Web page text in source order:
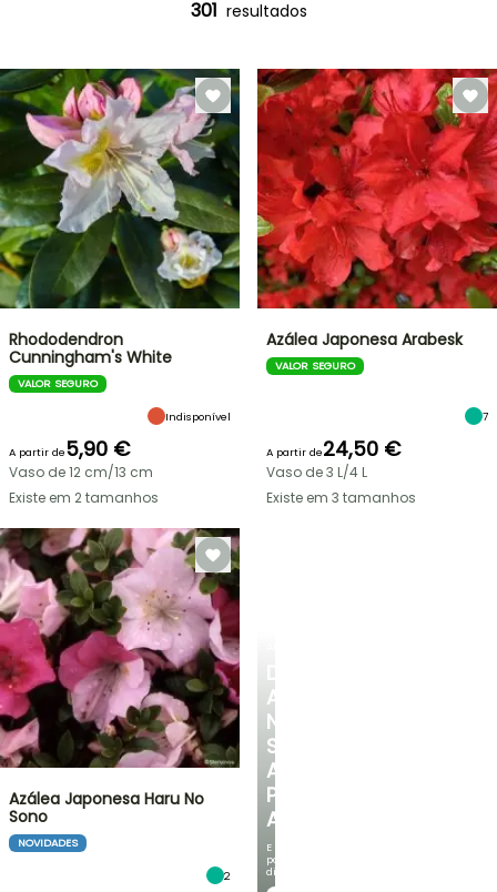
301 resultados
DESCUBRA
A
NOSSA
SELEÇÃO
A
PREÇOS
ACESSÍVEIS
E
poupe
dinheiro!
Rhododendron
Cunningham's White
VALOR SEGURO
Indisponível
A partir de5,90 €
Vaso de 12 cm/13 cm
Existe em 2 tamanhos
Azálea Japonesa Arabesk
VALOR SEGURO
7
A partir de24,50 €
Vaso de 3 L/4 L
Existe em 3 tamanhos
Azálea Japonesa Haru No
Sono
NOVIDADES
2